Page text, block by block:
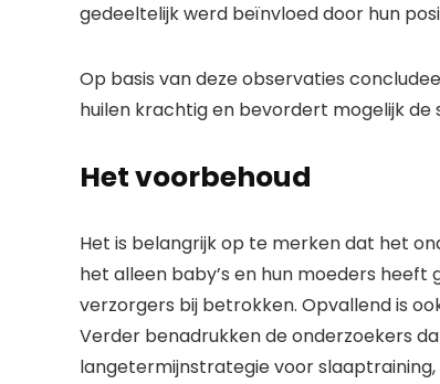
gedeeltelijk werd beïnvloed door hun
Op basis van deze observaties
huilen krachtig en bevordert mogelijk de
Het voorbehoud
Het is belangrijk op te merken dat het
het alleen baby’s en hun moeders
verzorgers bij betrokken. Opvallend is
Verder benadrukken de onderzoekers
langetermijnstrategie voor